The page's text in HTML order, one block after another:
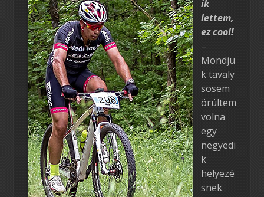
ik
lettem,
ez cool!
–
Mondju
k tavaly
sosem
örültem
volna
egy
negyedi
k
helyezé
snek